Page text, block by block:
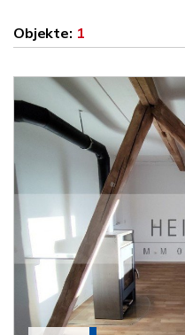
Objekte: 1